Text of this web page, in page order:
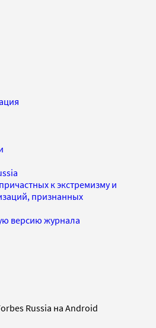
к экстремизму и
признанных
версию журнала
Russia на Android